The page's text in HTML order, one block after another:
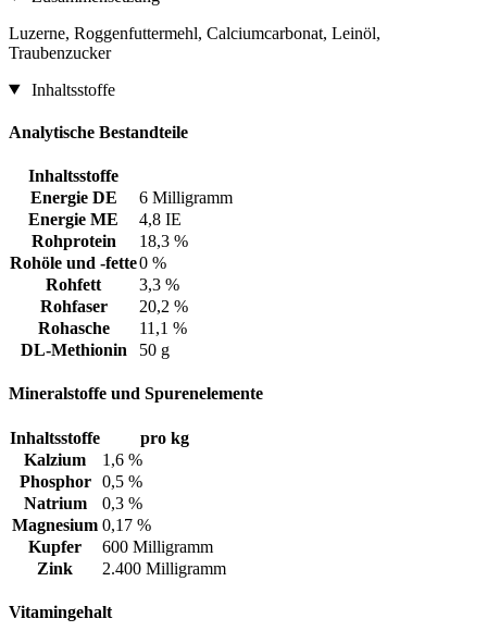
Luzerne, Roggenfuttermehl, Calciumcarbonat, Leinöl,
Traubenzucker
Inhaltsstoffe
Analytische Bestandteile
Inhaltsstoffe
Energie DE
6 Milligramm
Energie ME
4,8 IE
Rohprotein
18,3 %
Rohöle und -fette0 %
Rohfett
3,3 %
Rohfaser
20,2 %
Rohasche
11,1 %
DL-Methionin
50 g
Mineralstoffe und Spurenelemente
Inhaltsstoffe
pro kg
Kalzium
1,6 %
Phosphor
0,5 %
Natrium
0,3 %
Magnesium 0,17 %
Kupfer
600 Milligramm
Zink
2.400 Milligramm
Vitamingehalt